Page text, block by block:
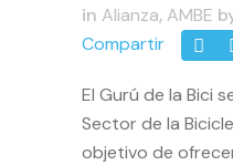
in Alianza, AMBE
Compartir
El Gurú de la Bici
Sector de la
objetivo de